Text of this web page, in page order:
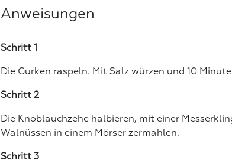
Anweisungen
Schritt 1
Die Gurken raspeln. Mit Salz würzen und 10
Schritt 2
Die Knoblauchzehe halbieren, mit einer
Walnüssen in einem Mörser zermahlen.
Schritt 3